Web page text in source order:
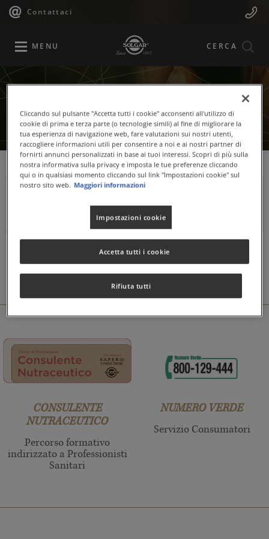
Salta
principale
Contattaci
Navigazione
Menu
MENU CERCA
ISOFLAVONI DI SOIA
CONSULENTE
NUTRACEUTICO
Percorso formativo
indirizzato a Professionisti
Sanitari
NUMERO VERDE
Servizio Consumatori
Cliccando sul pulsante "Accetta tutti i cookie" acconsenti all'utilizzo di
cookie di prima e terza parte (o tecnologie simili) al fine di migliorare la
tua esperienza di navigazione web, fare valutazioni sui nostri utenti,
raccogliere informazioni utili per consentire a noi e ai nostri partner di
fornirti annunci personalizzati in base ai tuoi interessi. Scopri di più sulla
nostra informativa sulla privacy e imposta le tue preferenze cliccando
qui o in qualsiasi momento cliccando sul link "Impostazioni cookie" sul
nostro sito web. Maggiori informazioni
Impostazioni cookie
Rifiuta tutti
Accetta tutti i cookie